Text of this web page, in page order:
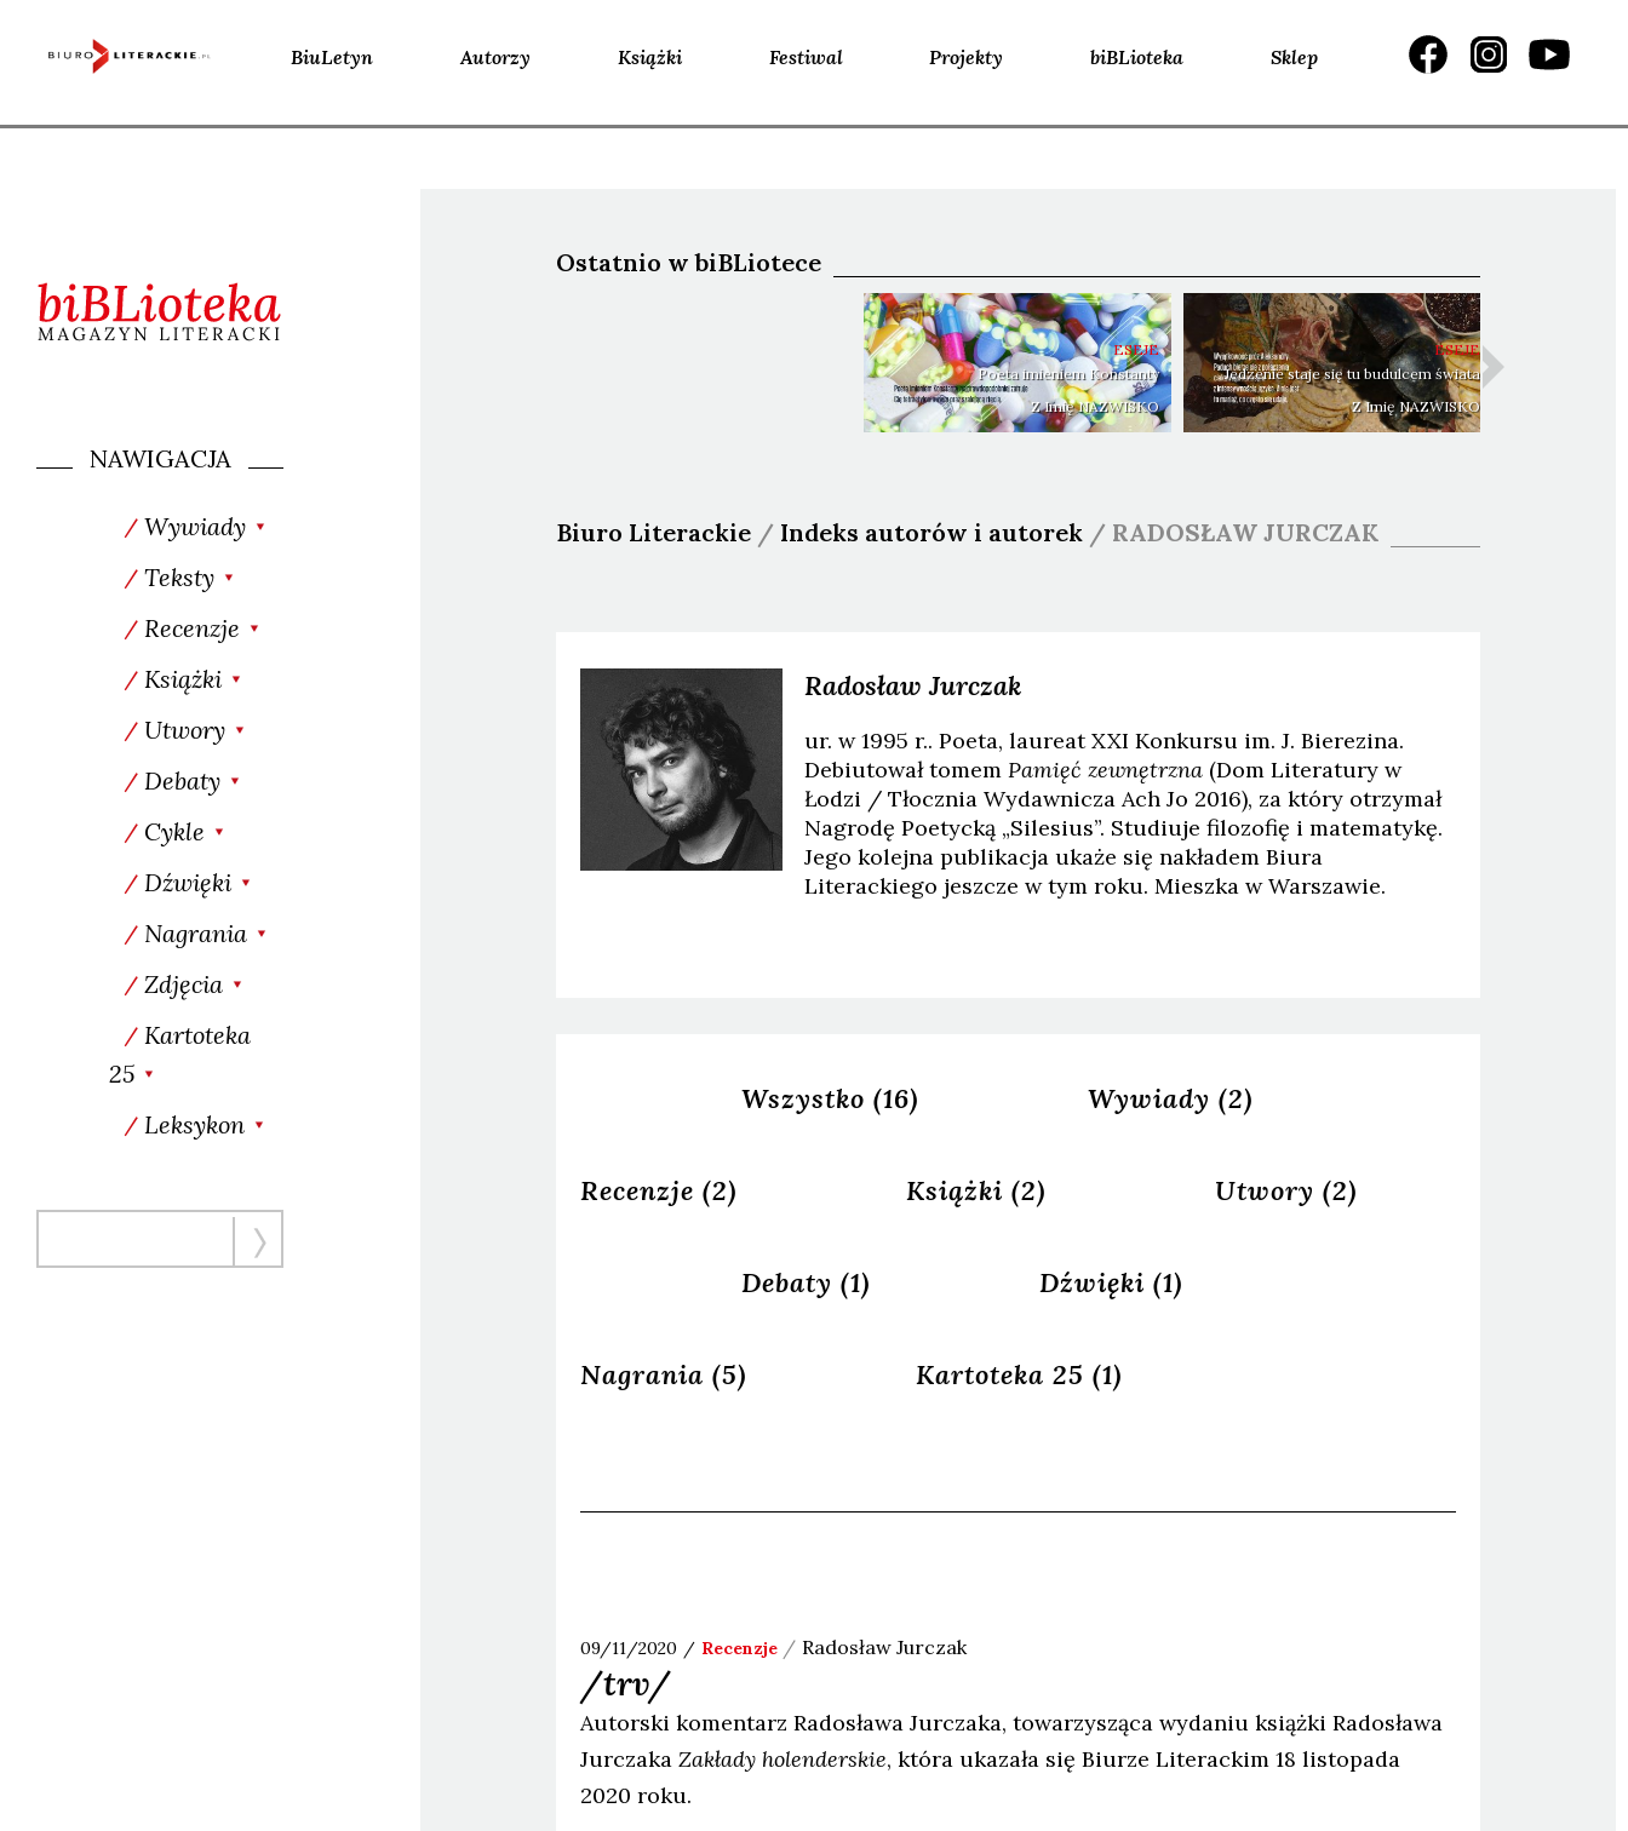
BiuLetyn Autorzy Książki Festiwal Projekty biBLioteka Sklep
NAWIGACJA
Wywiady
Teksty
Recenzje
Książki
Utwory
Debaty
Cykle
Dźwięki
Nagrania
Zdjęcia
Kartoteka
25
Leksykon
Ostatnio w biBLiotece
ESEJE
Poeta imieniem Konstanty
Z Imię NAZWISKO
ESEJE
Jedzenie staje się tu budulcem świata
Z Imię NAZWISKO
Biuro Literackie / Indeks autorów i autorek / RADOSŁAW JURCZAK
RadosławJurczak
ur. w 1995 r.. Poeta, laureat XXI Konkursu im. J. Bierezina.
Debiutował tomemPamięć zewnętrzna (Dom Literatury w
Łodzi / Tłocznia Wydawnicza Ach Jo 2016), za który otrzymał
Nagrodę Poetycką „Silesius”. Studiuje filozofię i matematykę.
Jego kolejna publikacja ukaże się nakładem Biura
Literackiego jeszcze w tym roku. Mieszka w Warszawie.
Wszystko (16) Wywiady (2)
Recenzje (2) Książki (2) Utwory (2)
Debaty (1) Dźwięki (1)
Nagrania (5) Kartoteka 25 (1)
09/11/2020 Recenzje RadosławJurczak
/trv/
Autorski komentarz Radosława Jurczaka, towarzysząca wydaniu książki Radosława
Jurczaka Zakłady holenderskie, która ukazała się Biurze Literackim 18 listopada
2020 roku.